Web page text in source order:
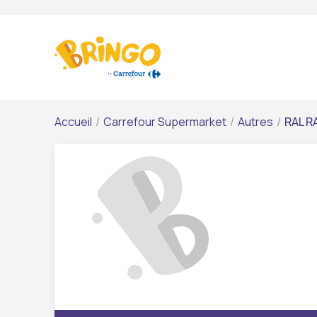
Accueil / Carrefour Supermarket / Autres / RAL